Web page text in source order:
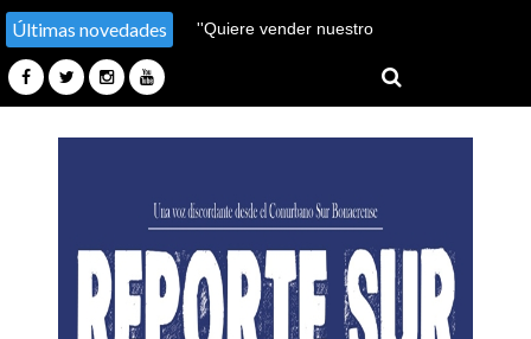
Últimas novedades
''Hay un millón de pobres